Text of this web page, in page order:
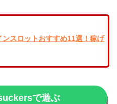
】
ンスロットおすすめ11選！稼げ
で遊ぶ